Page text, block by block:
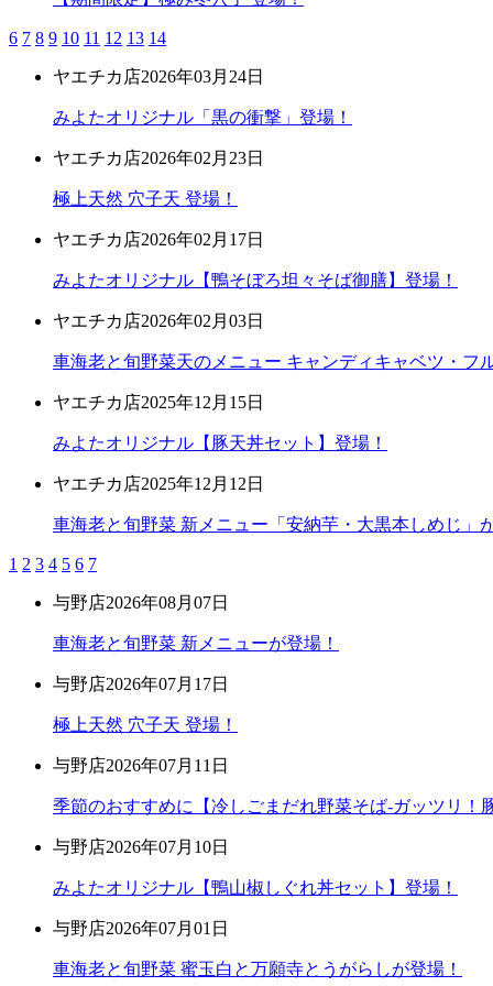
6 7 8 9 10 11 12 13 14
ヤエチカ店2026年03月24日
みよたオリジナル「黒の衝撃」登場！
ヤエチカ店2026年02月23日
極上天然 穴子天 登場！
ヤエチカ店2026年02月17日
みよたオリジナル【鴨そぼろ坦々そば御膳】登場！
ヤエチカ店2026年02月03日
車海老と旬野菜天のメニュー キャンディキャベツ・フ
ヤエチカ店2025年12月15日
みよたオリジナル【豚天丼セット】登場！
ヤエチカ店2025年12月12日
車海老と旬野菜 新メニュー「安納芋・大黒本しめじ」
1 2 3 4 5 6 7
与野店2026年08月07日
車海老と旬野菜 新メニューが登場！
与野店2026年07月17日
極上天然 穴子天 登場！
与野店2026年07月11日
季節のおすすめに【冷しごまだれ野菜そば-ガッツリ！
与野店2026年07月10日
みよたオリジナル【鴨山椒しぐれ丼セット】登場！
与野店2026年07月01日
車海老と旬野菜 蜜玉白と万願寺とうがらしが登場！